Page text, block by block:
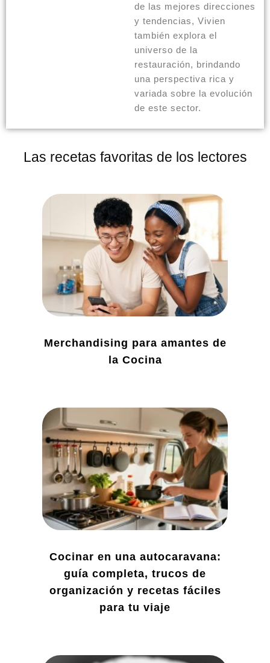
de las mejores direcciones
y tendencias, Vivien
también explora el
universo de la
restauración, brindando
una perspectiva rica y
variada sobre la evolución
de este sector.
Las recetas favoritas de los lectores
Merchandising para amantes de
la Cocina
Cocinar en una autocaravana:
guía completa, trucos de
organización y recetas fáciles
para tu viaje